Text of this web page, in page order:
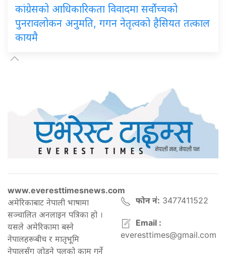
कांग्रेसको आधिकारिकता विवादमा सर्वोच्चको
पुनरावलोकन अनुमति, गगन नेतृत्वको हैसियत तत्काल
कायमै
www.everesttimesnews.com
अमेरिकाबाट नेपाली भाषामा
सञ्चालित अनलाइन पत्रिका हो ।
यसले अमेरिकामा बस्ने
नेपालहरूबीच र मातृभूमि
नेपालसँग जोड्ने पुलको काम गर्ने
फोन नं: 3477411522
Email :
everesttimes@gmail.com